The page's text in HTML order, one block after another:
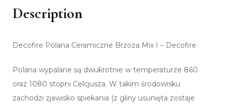
Description
Decofire Polana Ceramiczne Brzoza Mix I – Decofire
Polana wypalane są dwukrotnie w temperaturze 860
oraz 1080 stopni Celcjusza. W takim środowisku
zachodzi zjawisko spiekania (z gliny usunięta zostaje